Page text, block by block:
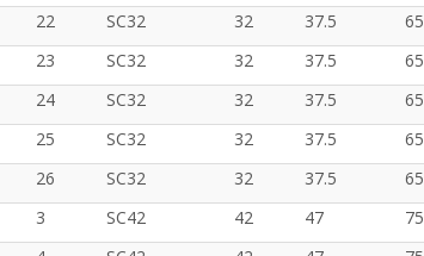
22 SC32 32 37.5 65
23 SC32 32 37.5 65
24 SC32 32 37.5 65
25 SC32 32 37.5 65
26 SC32 32 37.5 65
3 SC42 42 47 75